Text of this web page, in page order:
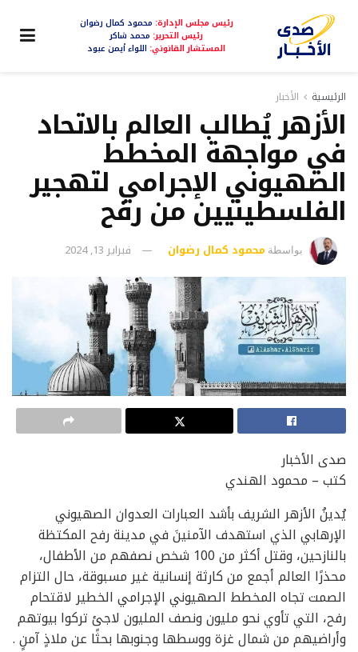
رئيس مجلس الإدارة: محمود كمال رضوان
رئيس التحرير: محمد شاكر
المستشار القانوني: اللواء أيمن عبود
الرئيسية الأخبار
الأزهر يُطالب العالم بالاتحاد
في مواجهة المخطط
الصهيوني الإجرامي لتهجير
الفلسطينيين من رفح
بواسطة محمود كمال رضوان فبراير 13, 2024
صدى الأخبار
كتب – محمود الهندي
يُدينُ الأزهر الشريف بأشد العبارات العدوان الصهيوني
الإرهابي الذي استهدف الآمنينَ في مدينة رفح ‏المكتظة
بالنازحين، وقتل أكثر من 100 شخص نصفهم من الأطفال،
محذرًا العالم أجمع من كارثة إنسانية ‏غير مسبوقة، حال التزام
الصمت تجاه المخطط الصهيوني الإجرامي الخطير لاقتحام
رفح، التي تأوي نحو ‏مليون ونصف المليون لاجئ تركوا بيوتهم
وأراضيهم من شمال غزة ووسطها وجنوبها بحثًا عن ملاذٍ آمنٍ .